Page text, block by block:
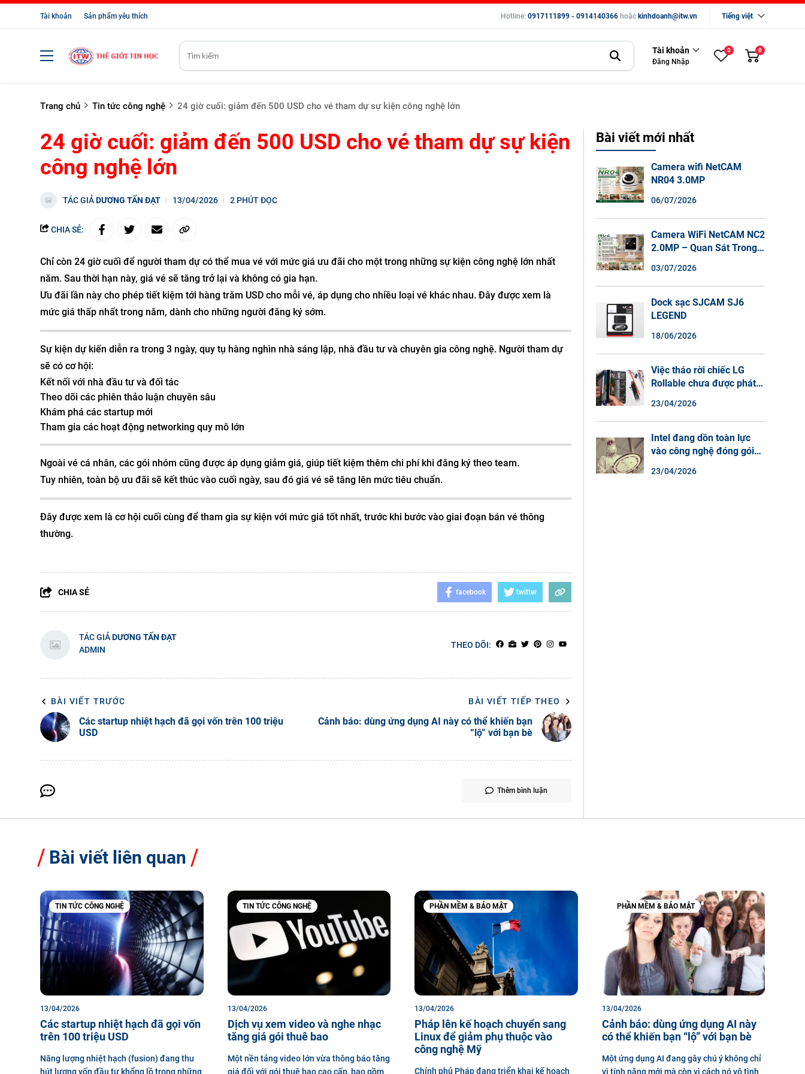
Tài khoản Sản phẩm yêu thích Hotline: 0917111899 - 0914140366 hoặc kinhdoanh@itw.vn Tiếng việt
Tài khoản
Đăng Nhập
0 0
Trang chủ Tin tức công nghệ 24 giờ cuối: giảm đến 500 USD cho vé tham dự sự kiện công nghệ lớn
24 giờ cuối: giảm đến 500 USD cho vé tham dự sự kiện
công nghệ lớn
TÁC GIẢDƯƠNG TẤN ĐẠT 13/04/2026 2 PHÚT ĐỌC
CHIA SẺ:
Chỉ còn 24 giờ cuối để người tham dự có thể mua vé với mức giá ưu đãi cho một trong những sự kiện công nghệ lớn nhất
năm. Sau thời hạn này, giá vé sẽ tăng trở lại và không có gia hạn.
Ưu đãi lần này cho phép tiết kiệm tới hàng trăm USD cho mỗi vé, áp dụng cho nhiều loại vé khác nhau. Đây được xem là
mức giá thấp nhất trong năm, dành cho những người đăng ký sớm.
Sự kiện dự kiến diễn ra trong 3 ngày, quy tụ hàng nghìn nhà sáng lập, nhà đầu tư và chuyên gia công nghệ. Người tham dự
sẽ có cơ hội:
Kết nối với nhà đầu tư và đối tác
Theo dõi các phiên thảo luận chuyên sâu
Khám phá các startup mới
Tham gia các hoạt động networking quy mô lớn
Ngoài vé cá nhân, các gói nhóm cũng được áp dụng giảm giá, giúp tiết kiệm thêm chi phí khi đăng ký theo team.
Tuy nhiên, toàn bộ ưu đãi sẽ kết thúc vào cuối ngày, sau đó giá vé sẽ tăng lên mức tiêu chuẩn.
Đây được xem là cơ hội cuối cùng để tham gia sự kiện với mức giá tốt nhất, trước khi bước vào giai đoạn bán vé thông
thường.
CHIA SẺ facebook twitter
TÁC GIẢDƯƠNG TẤN ĐẠT
ADMIN
THEO DÕI:
BÀI VIẾT TRƯỚC
Các startup nhiệt hạch đã gọi vốn trên 100 triệu
USD
BÀI VIẾT TIẾP THEO
Cảnh báo: dùng ứng dụng AI này có thể khiến bạn
“lộ” với bạn bè
Thêm bình luận
Bài viết mới nhất
Camera wifi NetCAM
NR04 3.0MP
06/07/2026
Camera WiFi NetCAM NC2
2.0MP – Quan Sát Trong
Màu Ban Đêm, Đàm Thoại
2 Chiều
03/07/2026
Dock sạc SJCAM SJ6
LEGEND
18/06/2026
Việc tháo rời chiếc LG
Rollable chưa được phát
sao điện thoại màn hình
cuộn không phải là một xu
hướng.
23/04/2026
Intel đang dồn toàn lực
vào công nghệ đóng gói
23/04/2026
Bài viết liên quan
TIN TỨC CÔNG NGHỆ
13/04/2026
Các startup nhiệt hạch đã gọi vốn
trên 100 triệu USD
Năng lượng nhiệt hạch (fusion) đang thu
hút lượng vốn đầu tư khổng lồ trong những
TIN TỨC CÔNG NGHỆ
13/04/2026
Dịch vụ xem video và nghe nhạc
tăng giá gói thuê bao
Một nền tảng video lớn vừa thông báo tăng
giá đối với gói thuê bao cao cấp, bao gồm
PHẦN MỀM & BẢO MẬT
13/04/2026
Pháp lên kế hoạch chuyển sang
Linux để giảm phụ thuộc vào
công nghệ Mỹ
Chính phủ Pháp đang triển khai kế hoạch
PHẦN MỀM & BẢO MẬT
13/04/2026
Cảnh báo: dùng ứng dụng AI này
có thể khiến bạn “lộ” với bạn bè
Một ứng dụng AI đang gây chú ý không chỉ
vì tính năng mới mà còn vì cách nó vô tình